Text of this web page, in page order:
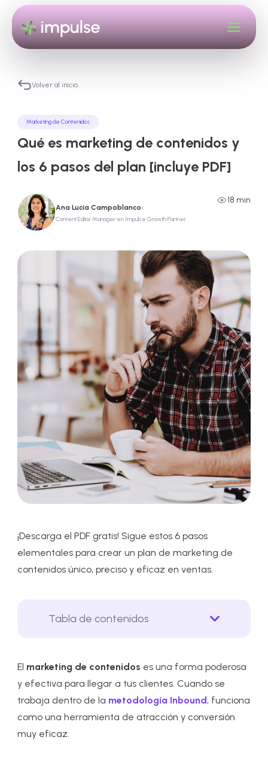
Volver al inicio
Marketing de Contenidos
Qué es marketing de contenidos y
los 6 pasos del plan [incluye PDF]
Ana Lucía Campoblanco
Content Editor Manager en Impulse Growth Partner
18 min
¡Descarga el PDF gratis! Sigue estos 6 pasos
elementales para crear un plan de marketing de
contenidos único, preciso y eficaz en ventas.
Tabla de contenidos
El marketing de contenidos es una forma poderosa
y efectiva para llegar a tus clientes. Cuando se
trabaja dentro de la metodología Inbound, funciona
como una herramienta de atracción y conversión
muy eficaz.